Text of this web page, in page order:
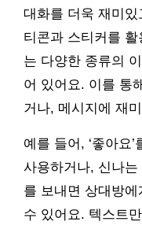
대화를 더욱 재미
티콘과 스티커를
는 다양한 종류의
어 있어요. 이를 통
거나, 메시지에 재
예를 들어, ‘좋아요
사용하거나, 신나
를 보내면 상대방
수 있어요. 텍스트